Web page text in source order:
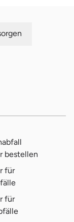
bestellen
für
für